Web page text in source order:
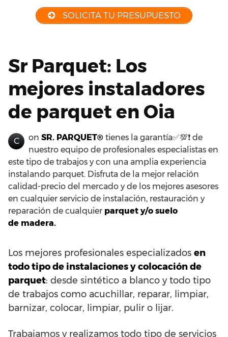
SOLICITA TU PRESUPUESTO
Sr Parquet: Los
mejores instaladores
de parquet en Oia
C on SR. PARQUET® tienes la garantía✅💯❗ de
nuestro equipo de profesionales especialistas en
este tipo de trabajos y con una amplia experiencia
instalando parquet. Disfruta de la mejor relación
calidad-precio del mercado y de los mejores asesores
en cualquier servicio de instalación, restauración y
reparación de cualquier parquet y/o suelo
de madera.
Los mejores profesionales especializados en
todo tipo de instalaciones y colocación de
parquet: desde sintético a blanco y todo tipo
de trabajos como acuchillar, reparar, limpiar,
barnizar, colocar, limpiar, pulir o lijar.
Trabajamos y realizamos todo tipo de servicios